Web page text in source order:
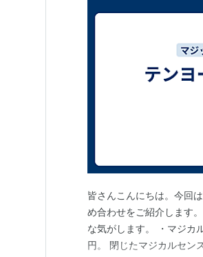
皆さんこんにちは。今回
め合わせをご紹介します
な気がします。 ・マジ
円。 閉じたマジカルセン